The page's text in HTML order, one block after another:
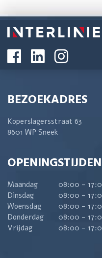
BEZOEKADRES
Koperslagersstraat 63
8601 WP Sneek
OPENINGSTIJDEN
Maandag
08:00 -
Dinsdag
08:00 -
Woensdag
08:00 -
Donderdag
08:00 -
Vrijdag
08:00 -